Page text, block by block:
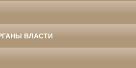
ВЛАСТИ